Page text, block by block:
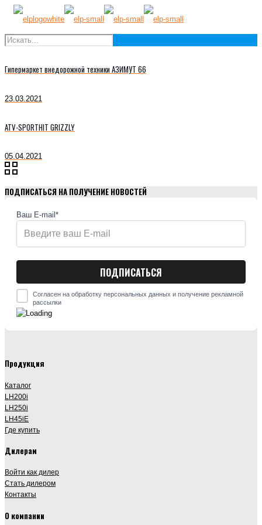
Гипермаркет внедорожной техники АЗИМУТ 66
23.03.2021
ATV-SPORTHIT GRIZZLY
05.04.2021
ПОДПИСАТЬСЯ НА ПОЛУЧЕНИЕ НОВОСТЕЙ
Ваш E-mail*
Согласен на обработку персональных данных и получение рекламной
рассылки
Продукция
Каталог
LH200i
LH250i
LH45iE
Где купить
Дилерам
Войти как дилер
Стать дилером
Контакты
О компании